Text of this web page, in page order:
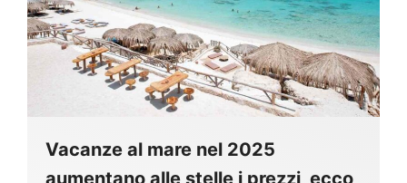
Vacanze al mare nel 2025
aumentano alle stelle i prezzi, ecco